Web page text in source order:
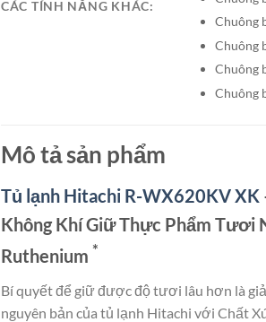
CÁC TÍNH NĂNG KHÁC:
Chuông
Chuông
Chuông
Chuông
Mô tả sản phẩm
Tủ lạnh Hitachi R-WX620KV XK
Không Khí Giữ Thực Phẩm Tươi
Ruthenium *
Bí quyết để giữ được độ tươi lâu hơn là
nguyên bản của tủ lạnh Hitachi với Chất